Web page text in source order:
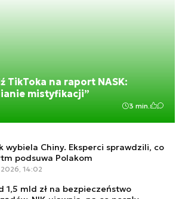
TikToka na raport NASK:
mistyfikacji”
3 min.
wybiela Chiny. Eksperci sprawdzili, co
podsuwa Polakom
14:02
1,5 mld zł na bezpieczeństwo